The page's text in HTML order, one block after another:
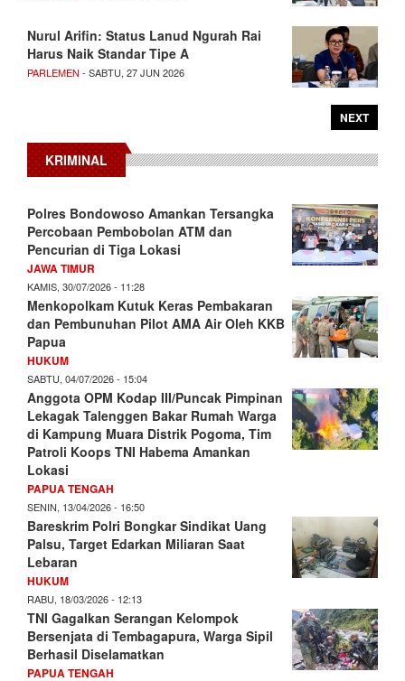
Nurul Arifin: Status Lanud Ngurah Rai
Harus Naik Standar Tipe A
PARLEMEN - SABTU, 27 JUN 2026
NEXT
KRIMINAL
Polres Bondowoso Amankan Tersangka
Percobaan Pembobolan ATM dan
Pencurian di Tiga Lokasi
JAWA TIMUR
KAMIS, 30/07/2026 - 11:28
Menkopolkam Kutuk Keras Pembakaran
dan Pembunuhan Pilot AMA Air Oleh KKB
Papua
HUKUM
SABTU, 04/07/2026 - 15:04
Anggota OPM Kodap III/Puncak Pimpinan
Lekagak Talenggen Bakar Rumah Warga
di Kampung Muara Distrik Pogoma, Tim
Patroli Koops TNI Habema Amankan
Lokasi
PAPUA TENGAH
SENIN, 13/04/2026 - 16:50
Bareskrim Polri Bongkar Sindikat Uang
Palsu, Target Edarkan Miliaran Saat
Lebaran
HUKUM
RABU, 18/03/2026 - 12:13
TNI Gagalkan Serangan Kelompok
Bersenjata di Tembagapura, Warga Sipil
Berhasil Diselamatkan
PAPUA TENGAH